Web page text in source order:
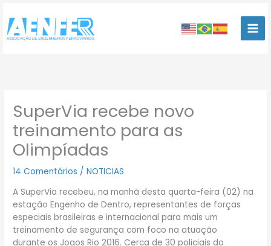
para
conteúdo
SuperVia recebe novo
treinamento para as
Olimpíadas
14 Comentários /NOTICIAS
A SuperVia recebeu, na manhã desta quarta-feira (02) na
estação Engenho de Dentro, representantes de forças
especiais brasileiras e internacional para mais um
treinamento de segurança com foco na atuação
durante os Jogos Rio 2016. Cerca de 30 policiais do